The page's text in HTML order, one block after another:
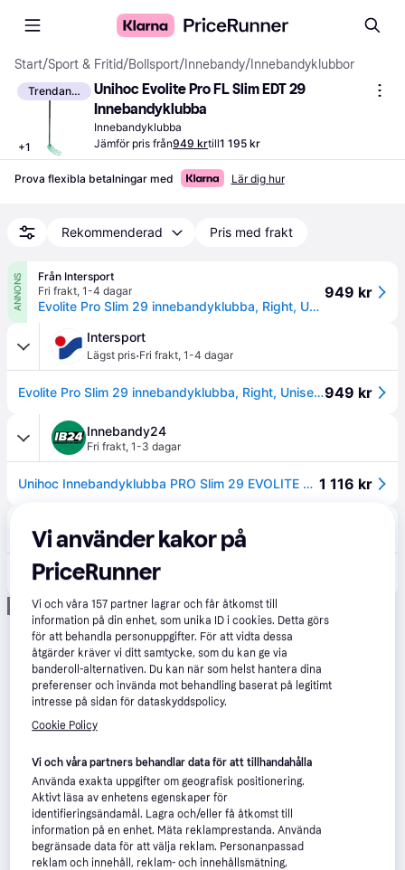
Start/Sport & Fritid/Bollsport/ Innebandy/ Innebandyklubbor
Trendande
+1
Unihoc Evolite Pro FL Slim EDT 29
Innebandyklubba
Innebandyklubba
Jämför pris från949 krtill1 195 kr
Prova flexibla betalningar med Lär dig hur
Rekommenderad Pris med frakt
ANNONS
Från Intersport
Fri frakt, 1-4 dagar
Evolite Pro Slim 29 innebandyklubba, Right, Unisex, 29/92R
949 kr
Intersport
Lägst pris·Fri frakt, 1-4 dagar
Evolite Pro Slim 29 innebandyklubba, Right, Unisex, 29/92R949 kr
Innebandy24
Fri frakt, 1-3 dagar
Unihoc Innebandyklubba PRO Slim 29 EVOLITE Black/Turquoise 1 116 kr
Fri frakt
Annons
Vi använder kakor på
PriceRunner
Vi och våra157 partner lagrar och får åtkomst till
information på din enhet, som unika ID i cookies. Detta görs
för att behandla personuppgifter. För att vidta dessa
åtgärder kräver vi ditt samtycke, som du kan ge via
banderoll-alternativen. Du kan när som helst hantera dina
preferenser och invända mot behandling baserat på legitimt
intresse på sidan för dataskyddspolicy.
Cookie Policy
Vi och våra partners behandlar data för att tillhandahålla
Använda exakta uppgifter om geografisk positionering.
Aktivt läsa av enhetens egenskaper för
identifieringsändamål. Lagra och/eller få åtkomst till
information på en enhet. Mäta reklamprestanda. Använda
begränsade data för att välja reklam. Personanpassad
reklam och innehåll, reklam- och innehållsmätning,